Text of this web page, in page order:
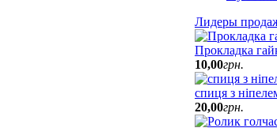
Лидеры
Прокладка
10,00грн.
спиця з
20,00грн.